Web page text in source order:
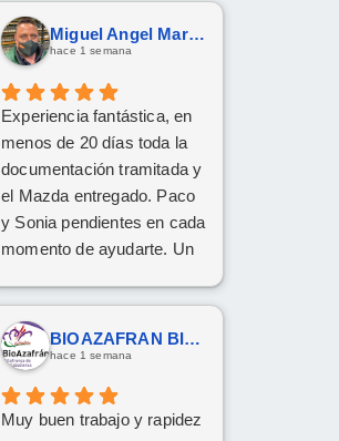
Miguel Angel Martín González
hace 1 semana
Experiencia fantástica, en
menos de 20 días toda la
documentación tramitada y
el Mazda entregado. Paco
y Sonia pendientes en cada
momento de ayudarte. Un
BIOAZAFRAN BIOAZAFRAN
hace 1 semana
Muy buen trabajo y rapidez